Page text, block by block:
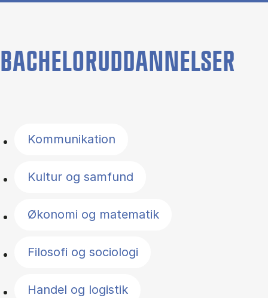
BACHELORUDDANNELSER
Kommunikation
Kultur og samfund
Økonomi og matematik
Filosofi og sociologi
Handel og logistik